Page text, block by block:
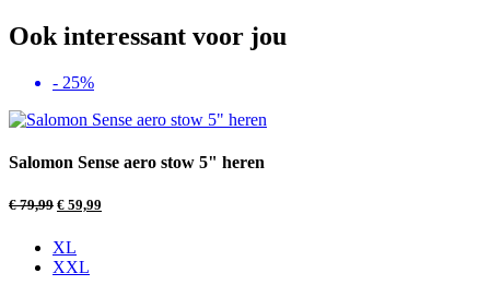
Ook interessant voor jou
- 25%
Salomon Sense aero stow 5" heren
€79,99 € 59,99
XL
XXL